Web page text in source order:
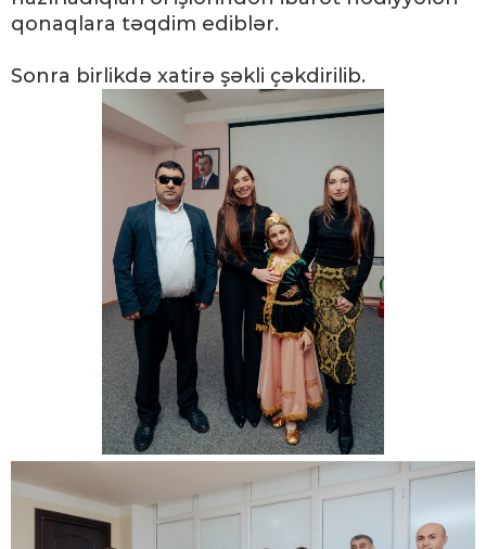
qonaqlara təqdim ediblər.
Sonra birlikdə xatirə şəkli çəkdirilib.